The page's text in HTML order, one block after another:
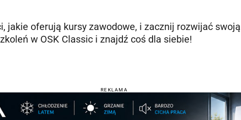
jakie oferują kursy zawodowe, i zacznij rozwijać
w OSK Classic i znajdź coś dla siebie!
REKLAMA